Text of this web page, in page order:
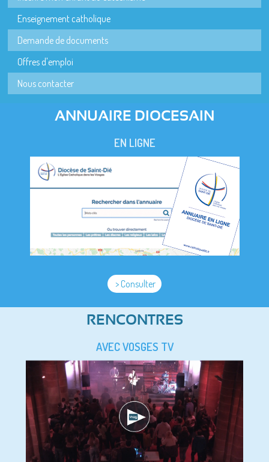
Enseignement catholique
Demande de documents
Offres d'emploi
Nous contacter
ANNUAIRE DIOCESAIN
EN LIGNE
> Consulter
RENCONTRES
AVEC VOSGES TV